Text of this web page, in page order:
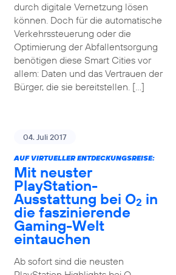
durch digitale Vernetzung lösen
können. Doch für die automatische
Verkehrssteuerung oder die
Optimierung der Abfallentsorgung
benötigen diese Smart Cities vor
allem: Daten und das Vertrauen der
Bürger, die sie bereitstellen. […]
04. Juli 2017
AUF VIRTUELLER ENTDECKUNGSREISE:
Mit neuster
PlayStation-
Ausstattung bei O2 in
die faszinierende
Gaming-Welt
eintauchen
Ab sofort sind die neusten